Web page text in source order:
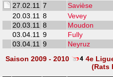
27.02.11 7 Savièse
20.03.11 8 Vevey
20.03.11 8 Moudon
03.04.11 9 Fully
03.04.11 9 Neyruz
Saison 2009 - 2010
4e
(Rats